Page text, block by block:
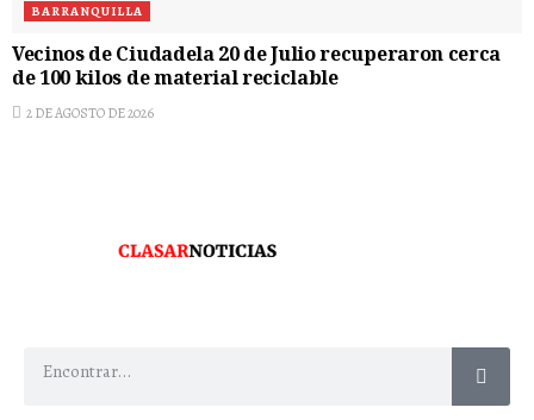
BARRANQUILLA
Vecinos de Ciudadela 20 de Julio recuperaron cerca
de 100 kilos de material reciclable
2 DE AGOSTO DE 2026